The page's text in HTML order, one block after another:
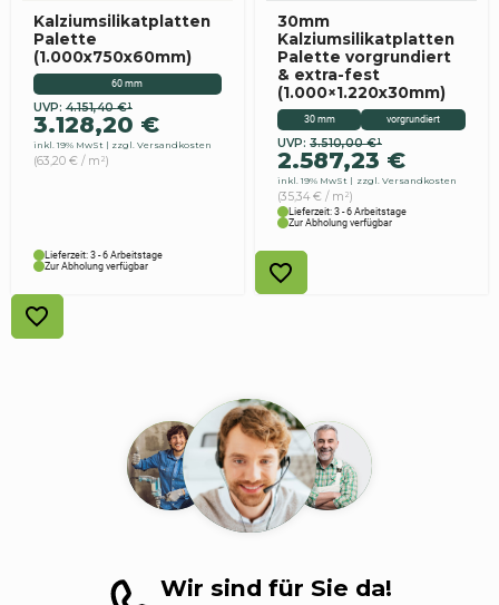
60 mm
Kalziumsilikatplatten
Palette
(1.000x750x60mm)
UVP: 4.151,40€¹
Ursprünglicher
Preis
war:
3.128,20 €
Aktueller
Preis
ist:
inkl. 19% MwSt zzgl. Versandkosten
(63,20 € / m²)
Lieferzeit: 3 - 6 Arbeitstage
Zur Abholung verfügbar
30 mm vorgrundiert
30mm
Kalziumsilikatplatten
Palette vorgrundiert
& extra-fest
(1.000×1.220x30mm)
UVP: 3.510,00€¹
Ursprünglicher
Preis
war:
3.510,00 €
2.587,23 €
Aktueller
Preis
ist:
2.587,23 €.
inkl. 19% MwSt zzgl. Versandkosten
(35,34 € / m²)
Lieferzeit: 3 - 6 Arbeitstage
Zur Abholung verfügbar
Wir sind für Sie da!